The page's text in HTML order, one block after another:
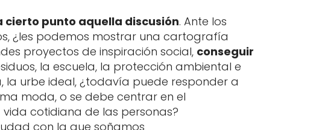
punto aquella discusión. Ante los
¿les podemos mostrar una cartografía
proyectos de inspiración social, conseguir
la escuela, la protección ambiental e
la urbe ideal, ¿todavía puede responder a
moda, o se debe centrar en el
cotidiana de las personas?